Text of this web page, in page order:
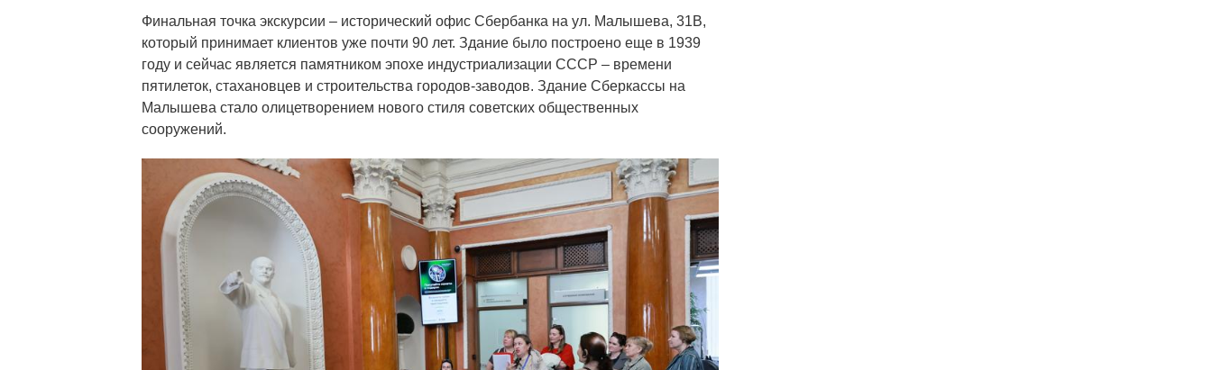
Финальная точка экскурсии – исторический офис Сбербанка на ул. Малышева, 31В,
который принимает клиентов уже почти 90 лет. Здание было построено еще в 1939
году и сейчас является памятником эпохе индустриализации СССР – времени
пятилеток, стахановцев и строительства городов-заводов. Здание Сберкассы на
Малышева стало олицетворением нового стиля советских общественных
сооружений.